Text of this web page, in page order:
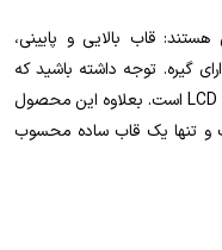
قاب بالایی و پایینی،
گیره. توجه داشته باشید که
قاب بالایی دارای طلق برای محافظت از قسمت LCD است. بعلاوه این محصول
و تنها یک قاب ساده محسوب